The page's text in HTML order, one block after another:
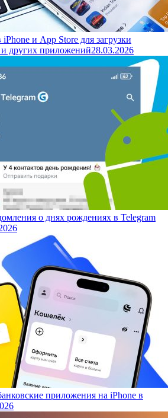
и App Store для загрузки
других приложений28.03.2026
о днях рождениях в Telegram
приложения на iPhone в